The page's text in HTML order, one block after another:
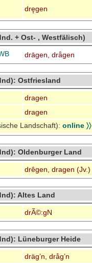
dręgen
+ Ost- , Westfälisch)
drāgen, drǟgen
Ostfriesland
dragen
dragen
Landschaft): online 〉〉
Oldenburger Land
drêgen, dragen (Jv.)
Altes Land
drÃ©:gN
Lüneburger Heide
dräg’n, dråg’n